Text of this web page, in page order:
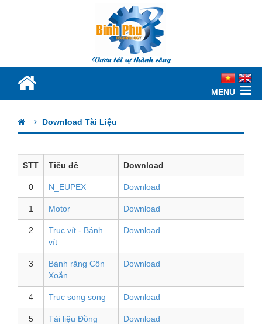
MENU
Download Tài Liệu
STT Tiêu đề Download
0 N_EUPEX Download
1 Motor Download
2
Trục vít - Bánh
vít
Download
3
Bánh răng Côn
Xoắn
Download
4 Trục song song Download
5
Tài liệu Đồng
Download